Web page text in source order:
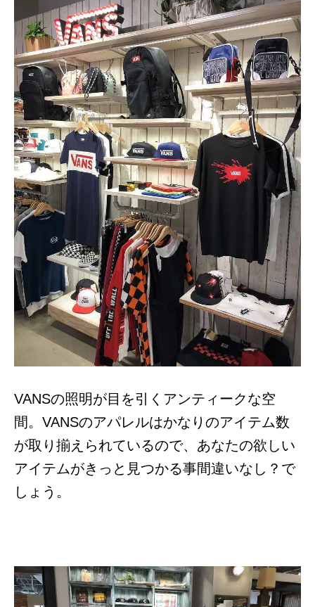
VANSの照明が目を引くアンティークな空
間。VANSのアパレルはかなりのアイテム数
が取り揃えられているので、あなたの欲しい
アイテムがきっと見つかる事間違いなし？で
しょう。